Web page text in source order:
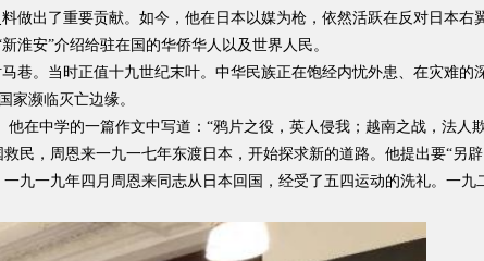
做出了重要贡献。如今，他在日本以媒为枪，依然活跃在反对日本
淮安”介绍给驻在国的华侨华人以及世界人民。
巷。当时正值十九世纪末叶。中华民族正在饱经内忧外患、在灾难
家濒临灭亡边缘。
在中学的一篇作文中写道：“鸦片之役，英人侵我；越南之战，法
，周恩来一九一七年东渡日本，开始探求新的道路。他提出要“另辟‘
九一九年四月周恩来同志从日本回国，经受了五四运动的洗礼。一